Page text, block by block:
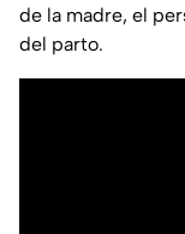
de la madre, el
del parto.